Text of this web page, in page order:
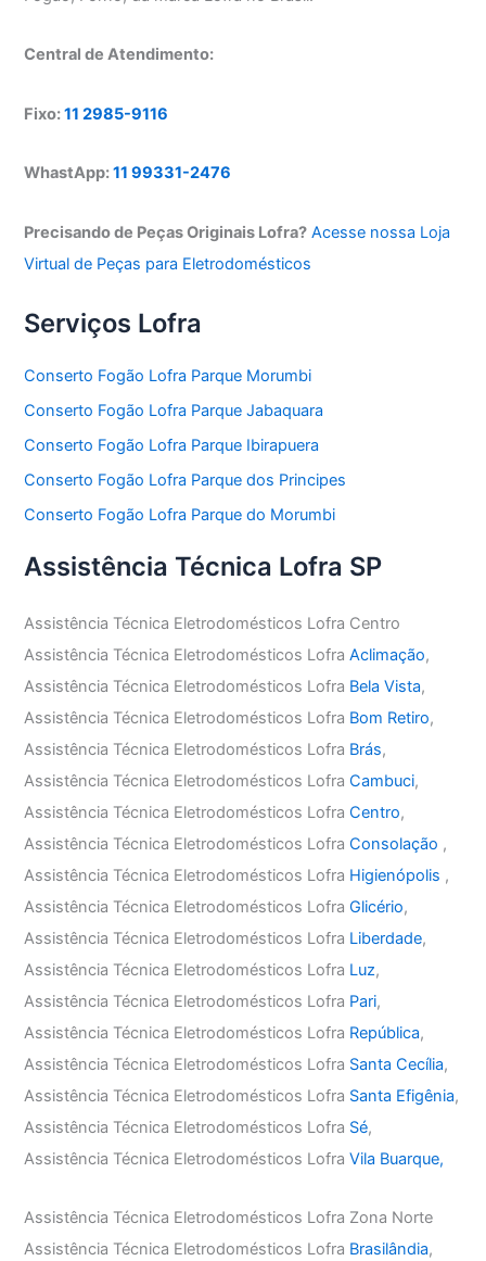
Central de Atendimento:
Fixo:11 2985-9116
WhastApp:11 99331-2476
Precisando de Peças Originais Lofra? Acesse nossa Loja
Virtual de Peças para Eletrodomésticos
Serviços Lofra
Conserto Fogão Lofra Parque Morumbi
Conserto Fogão Lofra Parque Jabaquara
Conserto Fogão Lofra Parque Ibirapuera
Conserto Fogão Lofra Parque dos Principes
Conserto Fogão Lofra Parque do Morumbi
Assistência Técnica Lofra SP
Assistência Técnica Eletrodomésticos Lofra Centro
Assistência Técnica Eletrodomésticos LofraAclimação,
Assistência Técnica Eletrodomésticos Lofra Bela Vista,
Assistência Técnica Eletrodomésticos Lofra Bom Retiro,
Assistência Técnica Eletrodomésticos Lofra Brás,
Assistência Técnica Eletrodomésticos LofraCambuci,
Assistência Técnica Eletrodomésticos LofraCentro,
Assistência Técnica Eletrodomésticos LofraConsolação ,
Assistência Técnica Eletrodomésticos Lofra Higienópolis ,
Assistência Técnica Eletrodomésticos LofraGlicério,
Assistência Técnica Eletrodomésticos Lofra Liberdade,
Assistência Técnica Eletrodomésticos Lofra Luz,
Assistência Técnica Eletrodomésticos Lofra Pari,
Assistência Técnica Eletrodomésticos Lofra República,
Assistência Técnica Eletrodomésticos Lofra Santa Cecília,
Assistência Técnica Eletrodomésticos Lofra Santa Efigênia,
Assistência Técnica Eletrodomésticos Lofra Sé,
Assistência Técnica Eletrodomésticos LofraVila Buarque,
Assistência Técnica Eletrodomésticos Lofra Zona Norte
Assistência Técnica Eletrodomésticos Lofra Brasilândia,